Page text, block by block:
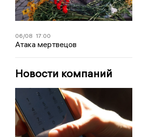
06/08 17:00
Атака мертвецов
Новости компаний